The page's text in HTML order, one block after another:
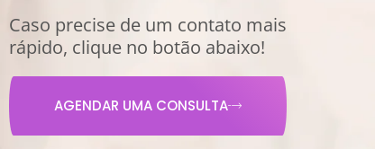
Caso precise de um contato mais
rápido, clique no botão abaixo!
AGENDAR UMA CONSULTA